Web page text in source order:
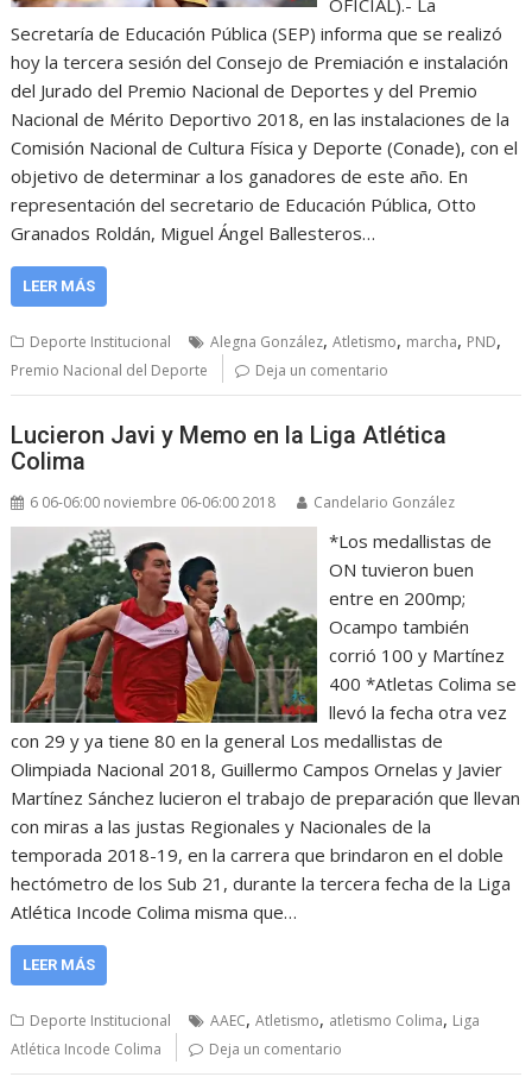
Secretaría de Educación Pública (SEP) informa que se realizó
hoy la tercera sesión del Consejo de Premiación e instalación
del Jurado del Premio Nacional de Deportes y del Premio
Nacional de Mérito Deportivo 2018, en las instalaciones de la
Comisión Nacional de Cultura Física y Deporte (Conade), con el
objetivo de determinar a los ganadores de este año. En
representación del secretario de Educación Pública, Otto
Granados Roldán, Miguel Ángel Ballesteros…
LEER MÁS
Deporte Institucional Alegna González,Atletismo, marcha, PND,
Premio Nacional del Deporte Deja un comentario
Lucieron Javi y Memo en la Liga Atlética
Colima
6 06-06:00 noviembre 06-06:00 2018 Candelario González
*Los medallistas de
ON tuvieron buen
entre en 200mp;
Ocampo también
corrió 100 y Martínez
400 *Atletas Colima se
llevó la fecha otra vez
con 29 y ya tiene 80 en la general Los medallistas de
Olimpiada Nacional 2018, Guillermo Campos Ornelas y Javier
Martínez Sánchez lucieron el trabajo de preparación que llevan
con miras a las justas Regionales y Nacionales de la
temporada 2018-19, en la carrera que brindaron en el doble
hectómetro de los Sub 21, durante la tercera fecha de la Liga
Atlética Incode Colima misma que…
LEER MÁS
Deporte Institucional AAEC,Atletismo, atletismo Colima, Liga
Atlética Incode Colima
Deja un comentario